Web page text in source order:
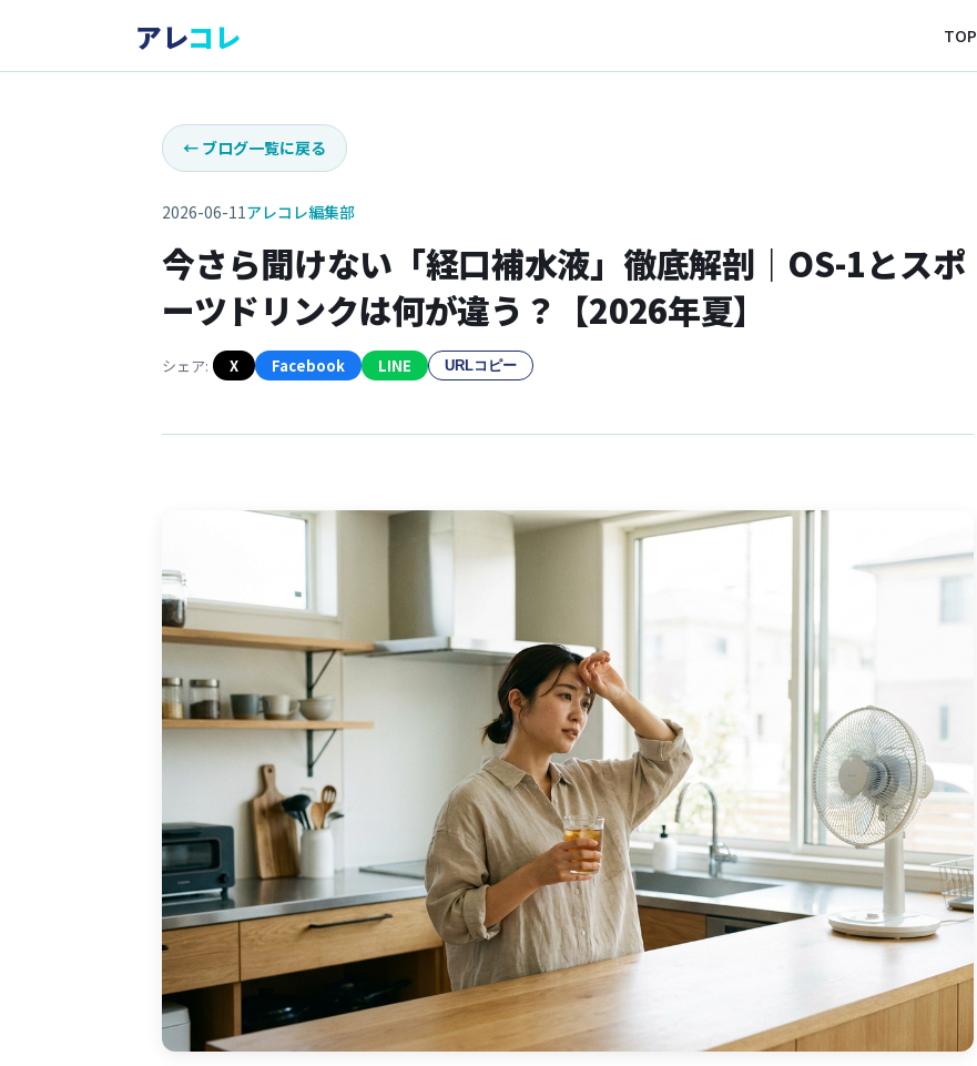
アレコレ TOP
← ブログ一覧に戻る
2026-06-11アレコレ編集部
今さら聞けない「経口補水液」徹底解剖｜OS-1とスポ
ーツドリンクは何が違う？【2026年夏】
シェア: X Facebook LINE URLコピー